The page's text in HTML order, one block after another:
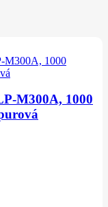
M300A, 1000